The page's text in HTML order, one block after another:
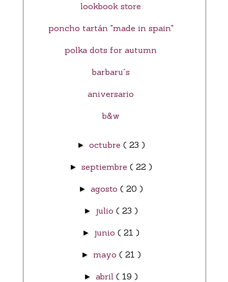
lookbook store
poncho tartán "made in spain"
polka dots for autumn
barbaru´s
aniversario
b&w
► octubre ( 23 )
► septiembre ( 22 )
► agosto ( 20 )
► julio ( 23 )
► junio ( 21 )
► mayo ( 21 )
► abril ( 19 )